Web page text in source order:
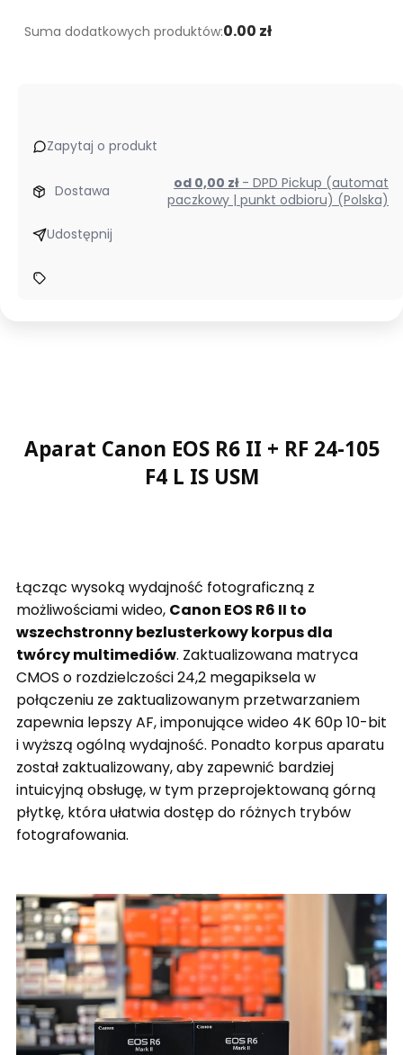
Suma dodatkowych produktów:0.00 zł
Zapytaj o produkt
Dostawa od 0,00 zł - DPD Pickup (automat
paczkowy | punkt odbioru) (Polska)
Udostępnij
Aparat Canon EOS R6 II + RF 24-105
F4 L IS USM
Łącząc wysoką wydajność fotograficzną z
możliwościami wideo, Canon EOS R6 II to
wszechstronny bezlusterkowy korpus dla
twórcy multimediów. Zaktualizowana matryca
CMOS o rozdzielczości 24,2 megapiksela w
połączeniu ze zaktualizowanym przetwarzaniem
zapewnia lepszy AF, imponujące wideo 4K 60p 10-bit
i wyższą ogólną wydajność. Ponadto korpus aparatu
został zaktualizowany, aby zapewnić bardziej
intuicyjną obsługę, w tym przeprojektowaną górną
płytkę, która ułatwia dostęp do różnych trybów
fotografowania.